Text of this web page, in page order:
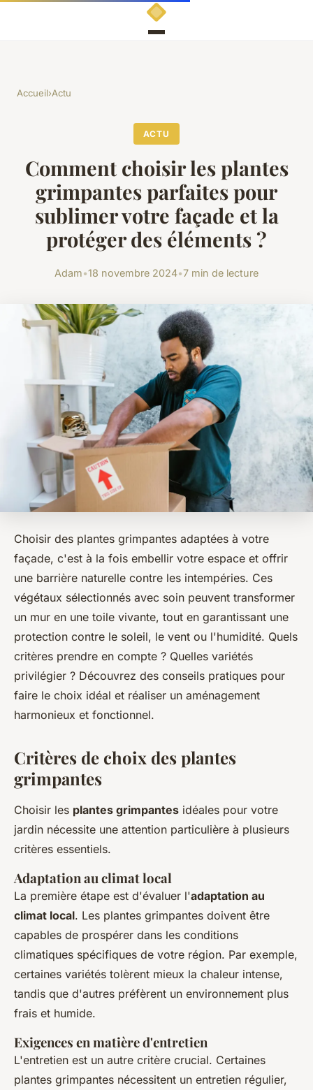
Accueil›Actu
ACTU
Comment choisir les plantes
grimpantes parfaites pour
sublimer votre façade et la
protéger des éléments ?
Adam•18 novembre 2024•7 min de lecture
Choisir des plantes grimpantes adaptées à votre
façade, c'est à la fois embellir votre espace et offrir
une barrière naturelle contre les intempéries. Ces
végétaux sélectionnés avec soin peuvent transformer
un mur en une toile vivante, tout en garantissant une
protection contre le soleil, le vent ou l'humidité. Quels
critères prendre en compte ? Quelles variétés
privilégier ? Découvrez des conseils pratiques pour
faire le choix idéal et réaliser un aménagement
harmonieux et fonctionnel.
Critères de choix des plantes
grimpantes
Choisir les plantes grimpantes idéales pour votre
jardin nécessite une attention particulière à plusieurs
critères essentiels.
Adaptation au climat local
La première étape est d'évaluer l'adaptation au
climat local. Les plantes grimpantes doivent être
capables de prospérer dans les conditions
climatiques spécifiques de votre région. Par exemple,
certaines variétés tolèrent mieux la chaleur intense,
tandis que d'autres préfèrent un environnement plus
frais et humide.
Exigences en matière d'entretien
L'entretien est un autre critère crucial. Certaines
plantes grimpantes nécessitent un entretien régulier,